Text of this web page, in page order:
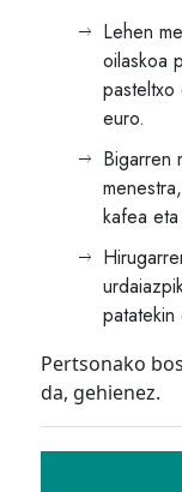
Lehen
oilaskoa
euro.
Bigarren
kafea
Pertsonako
da, gehienez.